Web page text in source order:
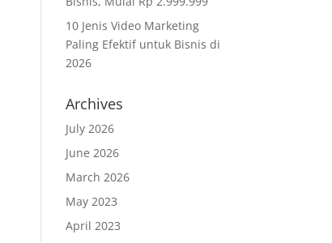
10 Jenis Video Marketing
Paling Efektif untuk Bisnis di
2026
Archives
July 2026
June 2026
March 2026
May 2023
April 2023